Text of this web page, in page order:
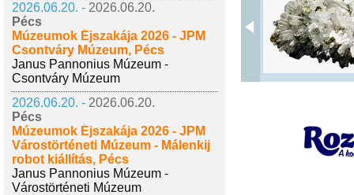
2026.06.20. - 2026.06.20.
Pécs
Múzeumok Éjszakája 2026 - JPM
Csontváry Múzeum, Pécs
Janus Pannonius Múzeum -
Csontváry Múzeum
2026.06.20. - 2026.06.20.
Pécs
Múzeumok Éjszakája 2026 - JPM
Várostörténeti Múzeum - Málenkij
robot kiállítás, Pécs
Janus Pannonius Múzeum -
Várostörténeti Múzeum